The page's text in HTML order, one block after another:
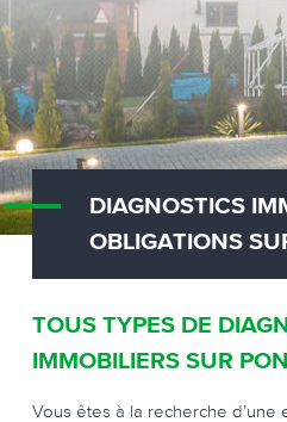
DIAGNOSTICS
OBLIGATIONS
TOUS TYPES DE
IMMOBILIERS SUR
Vous êtes à la recherche